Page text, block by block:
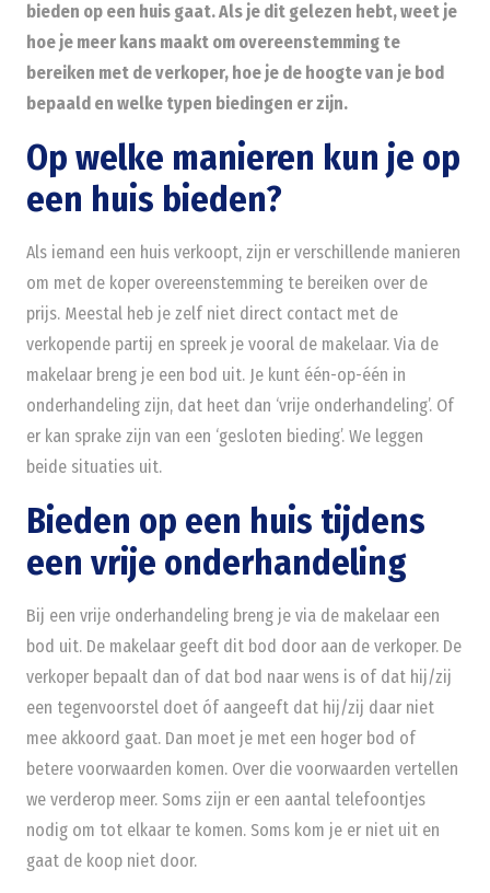
bieden op een huis gaat. Als je dit gelezen hebt, weet je
hoe je meer kans maakt om overeenstemming te
bereiken met de verkoper, hoe je de hoogte van je bod
bepaald en welke typen biedingen er zijn.
Op welke manieren kun je op
een huis bieden?
Als iemand een huis verkoopt, zijn er verschillende manieren
om met de koper overeenstemming te bereiken over de
prijs. Meestal heb je zelf niet direct contact met de
verkopende partij en spreek je vooral de makelaar. Via de
makelaar breng je een bod uit. Je kunt één-op-één in
onderhandeling zijn, dat heet dan ‘vrije onderhandeling’. Of
er kan sprake zijn van een ‘gesloten bieding’. We leggen
beide situaties uit.
Bieden op een huis tijdens
een vrije onderhandeling
Bij een vrije onderhandeling breng je via de makelaar een
bod uit. De makelaar geeft dit bod door aan de verkoper. De
verkoper bepaalt dan of dat bod naar wens is of dat hij/zij
een tegenvoorstel doet óf aangeeft dat hij/zij daar niet
mee akkoord gaat. Dan moet je met een hoger bod of
betere voorwaarden komen. Over die voorwaarden vertellen
we verderop meer. Soms zijn er een aantal telefoontjes
nodig om tot elkaar te komen. Soms kom je er niet uit en
gaat de koop niet door.